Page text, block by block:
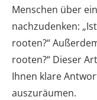
Menschen über
nachzudenken:
rooten?“
rooten?“ Dieser
Ihnen klare
auszuräumen.